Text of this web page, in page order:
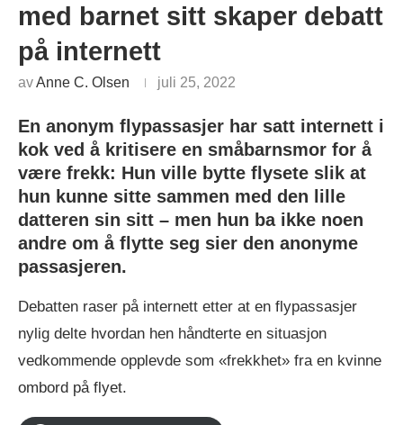
med barnet sitt skaper debatt
på internett
avAnne C. Olsen juli 25, 2022
En anonym flypassasjer har satt internett i
kok ved å kritisere en småbarnsmor for å
være frekk: Hun ville bytte flysete slik at
hun kunne sitte sammen med den lille
datteren sin sitt – men hun ba ikke noen
andre om å flytte seg sier den anonyme
passasjeren.
Debatten raser på internett etter at en flypassasjer
nylig delte hvordan hen håndterte en situasjon
vedkommende opplevde som «frekkhet» fra en kvinne
ombord på flyet.